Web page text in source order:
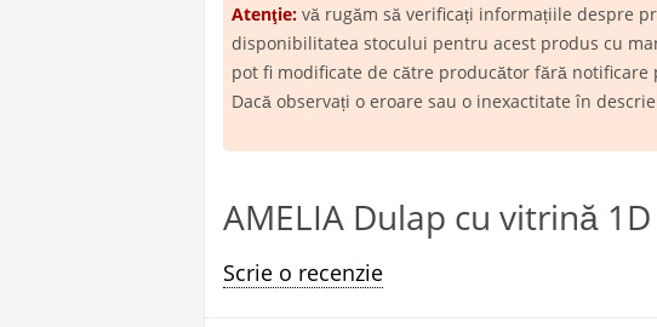
Atenţie: vă rugăm să verificați informațiile despre
disponibilitatea stocului pentru acest produs cu
pot fi modificate de către producător fără notificare
Dacă observați o eroare sau o inexactitate în
AMELIA Dulap cu vitrină
Scrie o recenzie